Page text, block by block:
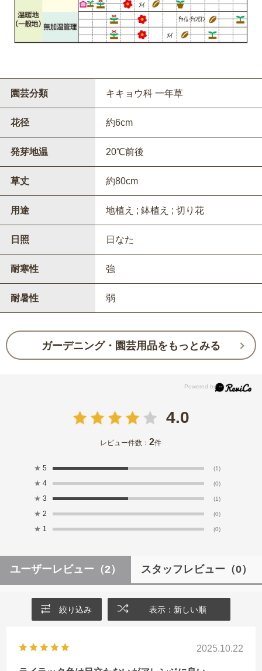
園芸分類 キキョウ科 一年草
花径 約6cm
発芽地温 20℃前後
草丈 約80cm
用途 地植え ; 鉢植え ; 切り花
日照 日なた
耐寒性 強
耐暑性 弱
ガーデニング・園芸用品をもっとみる
4.0
レビュー件数：2件
★ 5 (1)
★ 4 (0)
★ 3 (1)
★ 2 (0)
★ 1 (0)
ユーザーレビュー （2） スタッフレビュー （0）
絞り込み 表示：新しい順
2025.10.22